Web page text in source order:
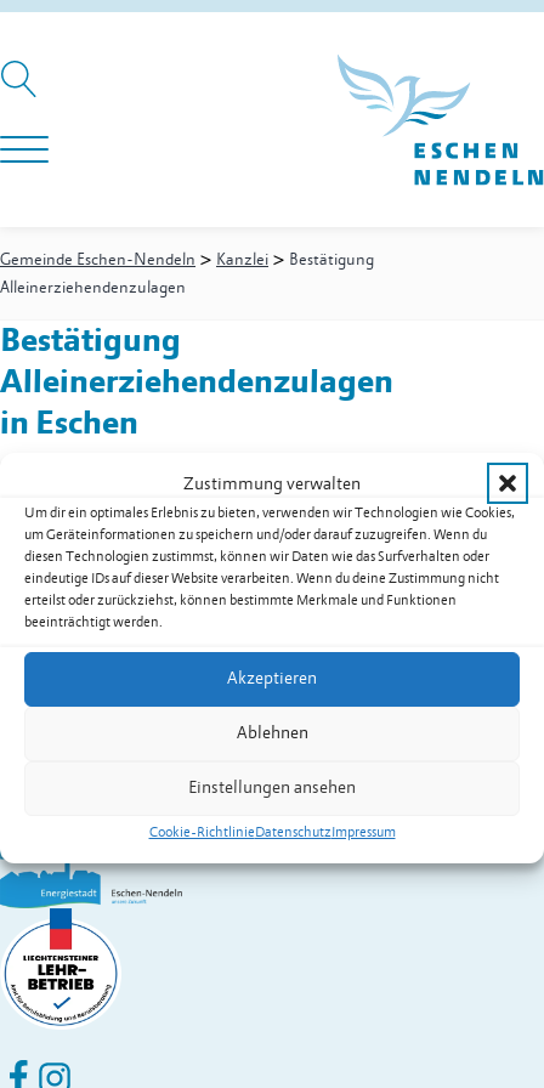
Zustimmung verwalten
Um dir ein optimales Erlebnis zu bieten, verwenden wir Technologien wie Cookies,
um Geräteinformationen zu speichern und/oder darauf zuzugreifen. Wenn du
diesen Technologien zustimmst, können wir Daten wie das Surfverhalten oder
eindeutige IDs auf dieser Website verarbeiten. Wenn du deine Zustimmung nicht
erteilst oder zurückziehst, können bestimmte Merkmale und Funktionen
beeinträchtigt werden.
Akzeptieren
Ablehnen
Einstellungen ansehen
Cookie-RichtlinieDatenschutzImpressum
Gemeinde Eschen-Nendeln > Kanzlei > Bestätigung
Alleinerziehendenzulagen
Bestätigung
Alleinerziehendenzulagen
in Eschen
Kanzlei-Empfangssekretariat
Empfangssekretariat
Festnetz+423 377 50 10
verwaltung@eschen.li
Gemeinde Eschen-Nendeln
St. Martins-Ring 2, 9492 Eschen